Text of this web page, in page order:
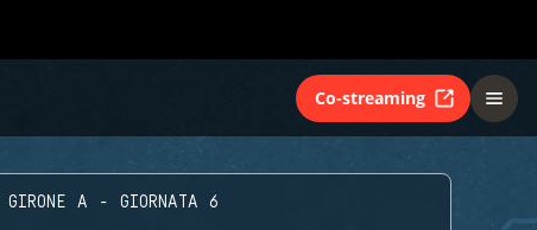
Co-streaming
GIRONE A - GIORNATA 6